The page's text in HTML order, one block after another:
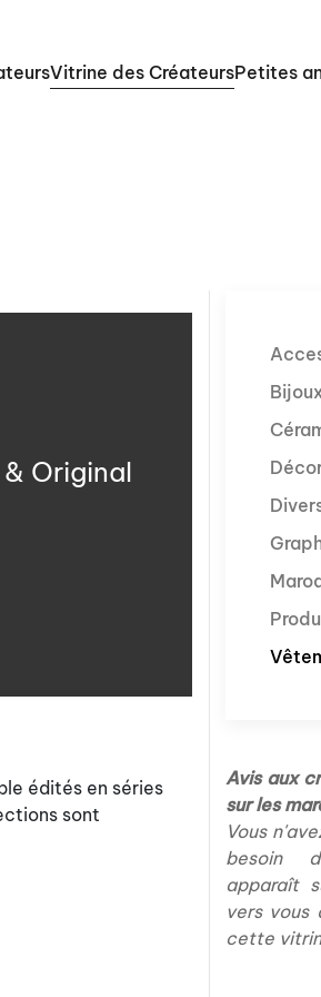
Vitrine des CréateursPetites
Original
édités en séries
sont
Avis aux
sur les
Vous
besoin
apparaît
vers vous
cette